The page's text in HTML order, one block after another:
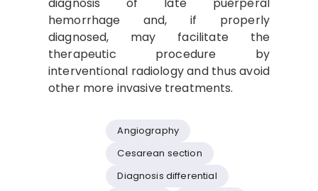
hemorrhage and, if properly
diagnosed, may facilitate the
therapeutic procedure by
interventional radiology and thus avoid
other more invasive treatments.
Angiography
Cesarean section
Diagnosis differential